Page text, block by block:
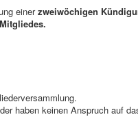
einerzweiwöchigen
haben keinen Anspruch auf